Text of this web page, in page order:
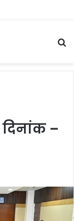
डेका
दिनांक –